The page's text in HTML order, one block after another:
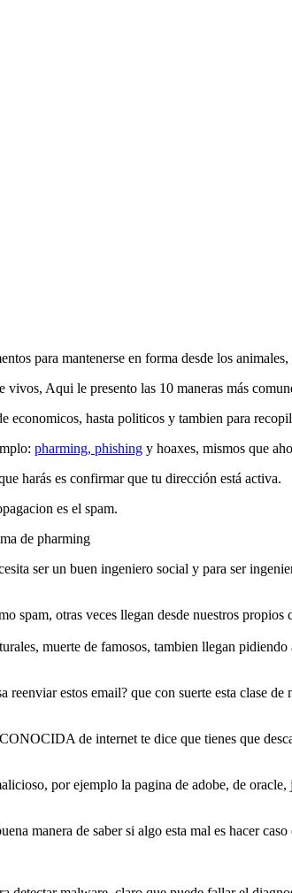
para mantenerse en forma desde los
Aqui le presento las 10 maneras más
economicos, hasta politicos y tambien para
pharming, phishing y hoaxes, mismos que
harás es confirmar que tu dirección está activa.
es el spam.
de pharming
ser un buen ingeniero social y para ser
spam, otras veces llegan desde nuestros
muerte de famosos, tambien llegan
estos email? que con suerte esta clase
de internet te dice que tienes que
por ejemplo la pagina de adobe, de
manera de saber si algo esta mal es hacer